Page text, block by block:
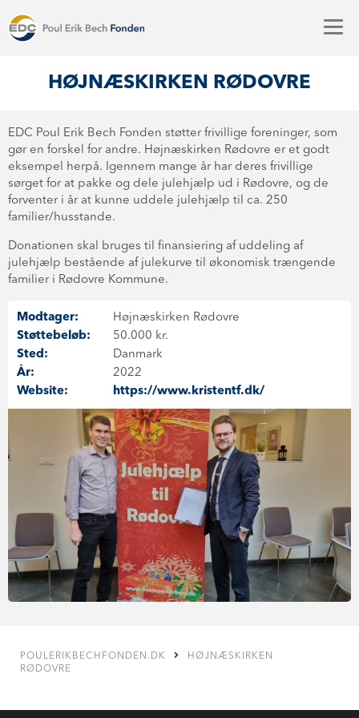
HØJNÆSKIRKEN RØDOVRE
EDC Poul Erik Bech Fonden støtter frivillige foreninger, som
gør en forskel for andre. Højnæskirken Rødovre er et godt
eksempel herpå. Igennem mange år har deres frivillige
sørget for at pakke og dele julehjælp ud i Rødovre, og de
forventer i år at kunne uddele julehjælp til ca. 250
familier/husstande.
Donationen skal bruges til finansiering af uddeling af
julehjælp bestående af julekurve til økonomisk trængende
familier i Rødovre Kommune.
Modtager:
Højnæskirken Rødovre
Støttebeløb:
50.000 kr.
Sted:
Danmark
År:
2022
Website:
https://www.kristentf.dk/
POULERIKBECHFONDEN.DK
HØJNÆSKIRKEN
RØDOVRE